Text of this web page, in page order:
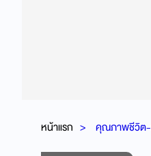
หน้าแรก คุณภาพชีวิต